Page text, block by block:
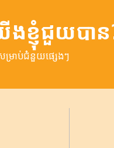
ងខ្ញុំជួយបាន
ម្រាប់ជំនួយផ្សេងៗ